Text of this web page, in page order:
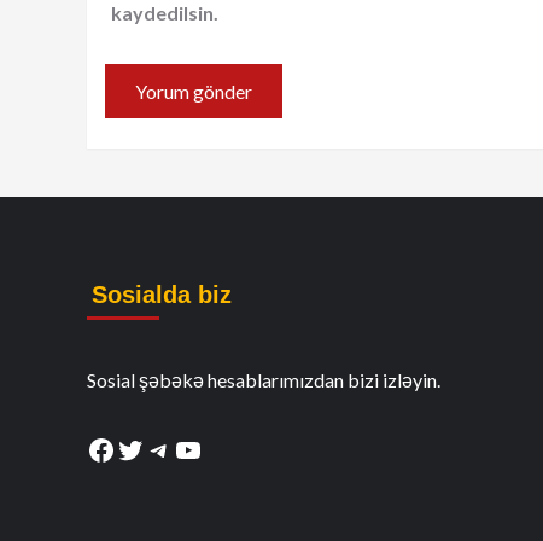
kaydedilsin.
Sosialda biz
Sosial şəbəkə hesablarımızdan bizi izləyin.
Facebook
Twitter
Telegram
YouTube